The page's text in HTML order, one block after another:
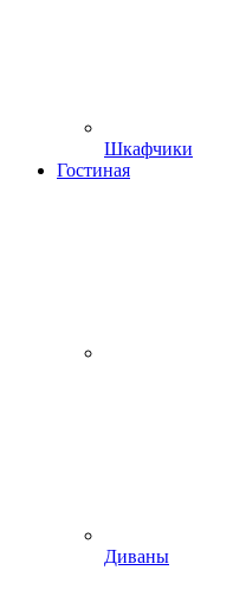
Шкафчики
Гостиная
Диваны